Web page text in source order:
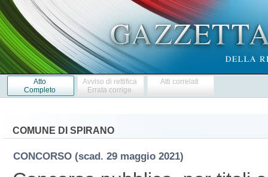
Atto
Completo
Avviso di rettifica
Errata corrige
Atti correlati
COMUNE DI SPIRANO
CONCORSO (scad. 29 maggio 2021)